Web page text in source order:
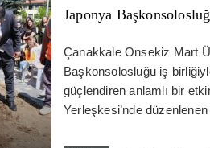
Japonya
Çanakkale Onsekiz Mart
Başkonsolosluğu iş
güçlendiren anlamlı bir
Yerleşkesi’nde